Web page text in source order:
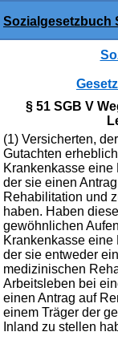
Sozialgesetzbuch
§ 51 SGB V
(1) Versicherten,
Gutachten
Krankenkasse
der sie einen
Rehabilitation und
haben. Haben
gewöhnlichen
Krankenkasse
der sie entweder
medizinischen
Arbeitsleben bei
einen Antrag auf
einem Träger der
Inland zu stellen